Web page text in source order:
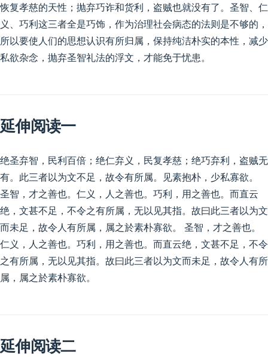
恢复孝慈的天性；抛弃巧诈和货利，盗贼也就没有了。圣智、仁
义、巧利这三者全是巧饰，作为治理社会病态的法则是不够的，
所以要使人们的思想认识有所归属，保持纯洁朴实的本性，减少
私欲杂念，抛弃圣智礼法的浮文，才能免于忧患。
延伸阅读一
绝圣弃智，民利百倍；绝仁弃义，民复孝慈；绝巧弃利，盗贼无
有。此三者以为文不足，故令有所属。见素抱朴，少私寡欲。
圣智，才之善也。仁义，人之善也。巧利，用之善也。而直云
绝，文甚不足，不令之有所属，无以见其指。故曰此三者以为文
而未足，故令人有所属，属之於素朴寡欲。 圣智，才之善也。
仁义，人之善也。巧利，用之善也。而直云绝，文甚不足，不令
之有所属，无以见其指。故曰此三者以为文而未足，故令人有所
属，属之於素朴寡欲。
延伸阅读二